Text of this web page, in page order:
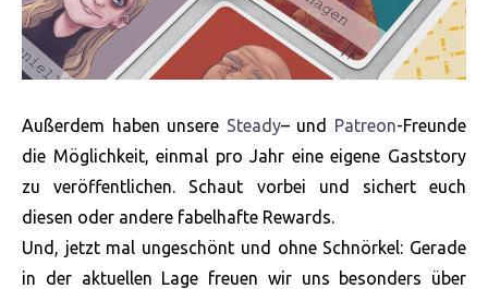
Außerdem haben unsere Steady– und Patreon-Freunde
die Möglichkeit, einmal pro Jahr eine eigene Gaststory
zu veröffentlichen. Schaut vorbei und sichert euch
diesen oder andere fabelhafte Rewards.
Und, jetzt mal ungeschönt und ohne Schnörkel: Gerade
in der aktuellen Lage freuen wir uns besonders über